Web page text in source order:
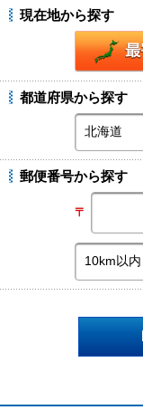
現在地から探す
都道府県から探す
郵便番号から探す
〒